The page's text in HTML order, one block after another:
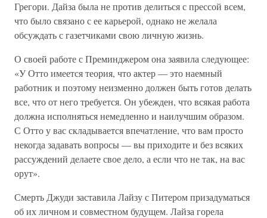
Грегори. Дайза была не против делиться с прессой всем,
что было связано с ее карьерой, однако не желала
обсуждать с газетчиками свою личную жизнь.
О своей работе с Преминджером она заявила следующее:
«У Отто имеется теория, что актер — это наемный
работник и поэтому неизменно должен быть готов делать
все, что от него требуется. Он убежден, что всякая работа
должна исполняться немедленно и наилучшим образом.
С Отто у вас складывается впечатление, что вам просто
некогда задавать вопросы — вы приходите и без всяких
рассуждений делаете свое дело, а если что не так, на вас
орут».
Смерть Джуди заставила Лайзу с Питером призадуматься
об их личном и совместном будущем. Лайза горела